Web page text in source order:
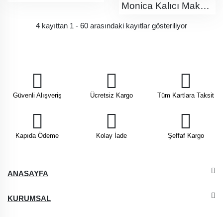
Monica Kalıcı Makyaj Cihazı
4 kayıttan 1 - 60 arasındaki kayıtlar gösteriliyor
Güvenli Alışveriş Ücretsiz Kargo Tüm Kartlara Taksit
Kapıda Ödeme Kolay İade Şeffaf Kargo
ANASAYFA
KURUMSAL